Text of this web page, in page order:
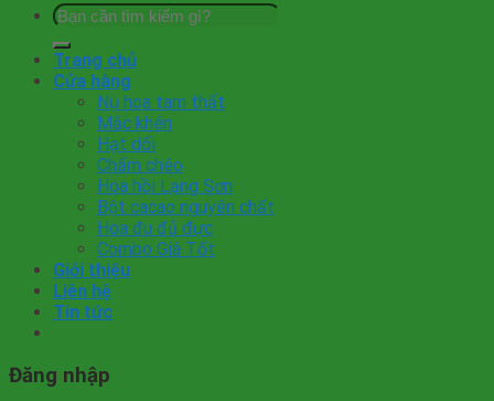
Tìm
kiếm:
Trang chủ
Cửa hàng
Nụ hoa tam thất
Mắc khén
Hạt dổi
Chẩm chéo
Hoa hồi Lạng Sơn
Bột cacao nguyên chất
Hoa đu đủ đực
Combo Giá Tốt
Giới thiệu
Liên hệ
Tin tức
Đăng nhập